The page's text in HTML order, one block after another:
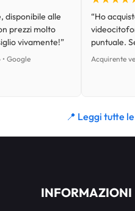
disponibile alle
prezzi molto
vivamente!”
Google
“Ho
puntuale.
Acquirente
📍 Leggi tutte
INFORMAZIONI